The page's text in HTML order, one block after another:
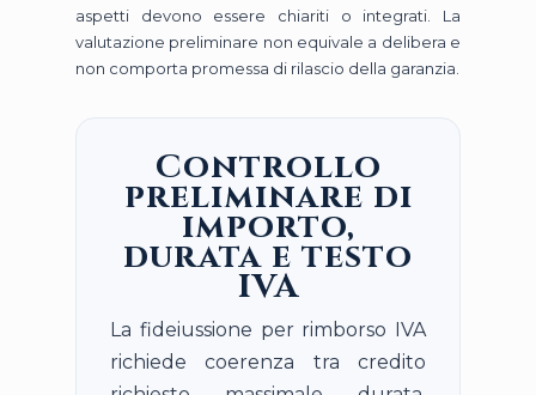
aspetti devono essere chiariti o integrati. La
valutazione preliminare non equivale a delibera e
non comporta promessa di rilascio della garanzia.
Controllo
preliminare di
importo,
durata e testo
IVA
La fideiussione per rimborso IVA
richiede coerenza tra credito